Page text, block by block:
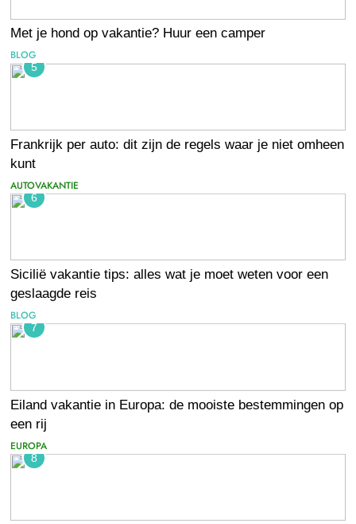
Met je hond op vakantie? Huur een camper
BLOG
5
Frankrijk per auto: dit zijn de regels waar je niet omheen
kunt
AUTOVAKANTIE
6
Sicilië vakantie tips: alles wat je moet weten voor een
geslaagde reis
BLOG
7
Eiland vakantie in Europa: de mooiste bestemmingen op
een rij
EUROPA
8